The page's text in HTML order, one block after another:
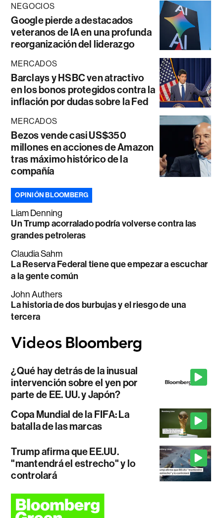
NEGOCIOS
Google pierde a destacados
veteranos de IA en una profunda
reorganización del liderazgo
MERCADOS
Barclays y HSBC ven atractivo
en los bonos protegidos contra la
inflación por dudas sobre la Fed
MERCADOS
Bezos vende casi US$350
millones en acciones de Amazon
tras máximo histórico de la
compañía
OPINIÓN BLOOMBERG
Liam Denning
Un Trump acorralado podría volverse contra las
grandes petroleras
Claudia Sahm
La Reserva Federal tiene que empezar a escuchar
a la gente común
John Authers
La historia de dos burbujas y el riesgo de una
tercera
¿Qué hay detrás de la inusual
intervención sobre el yen por
parte de EE. UU. y Japón?
Copa Mundial de la FIFA: La
batalla de las marcas
Trump afirma que EE.UU.
"mantendrá el estrecho" y lo
controlará